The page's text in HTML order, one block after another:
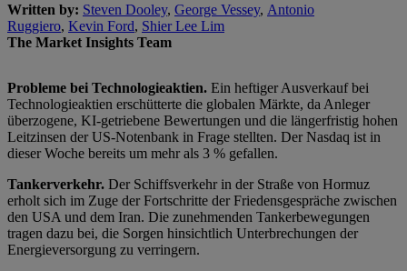
Written by: Steven Dooley, George Vessey, Antonio
Ruggiero, Kevin Ford, Shier Lee Lim
The Market Insights Team
Probleme bei Technologieaktien. Ein heftiger Ausverkauf bei
Technologieaktien erschütterte die globalen Märkte, da Anleger
überzogene, KI-getriebene Bewertungen und die längerfristig hohen
Leitzinsen der US-Notenbank in Frage stellten. Der Nasdaq ist in
dieser Woche bereits um mehr als 3 % gefallen.
Tankerverkehr. Der Schiffsverkehr in der Straße von Hormuz
erholt sich im Zuge der Fortschritte der Friedensgespräche zwischen
den USA und dem Iran. Die zunehmenden Tankerbewegungen
tragen dazu bei, die Sorgen hinsichtlich Unterbrechungen der
Energieversorgung zu verringern.